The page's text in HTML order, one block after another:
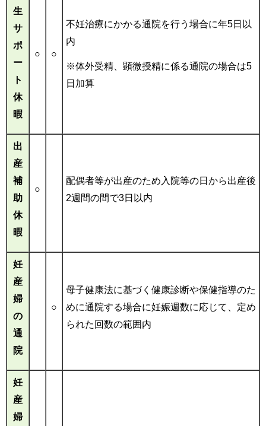
生
サ
ポ
ー
ト
休
暇
○ ○
不妊治療にかかる通院を行う場合に年5日以
内
※体外受精、顕微授精に係る通院の場合は5
日加算
出
産
補
助
休
暇
○
配偶者等が出産のため入院等の日から出産後
2週間の間で3日以内
妊
産
婦
の
通
院
○
母子健康法に基づく健康診断や保健指導のた
めに通院する場合に妊娠週数に応じて、定め
られた回数の範囲内
妊
産
婦